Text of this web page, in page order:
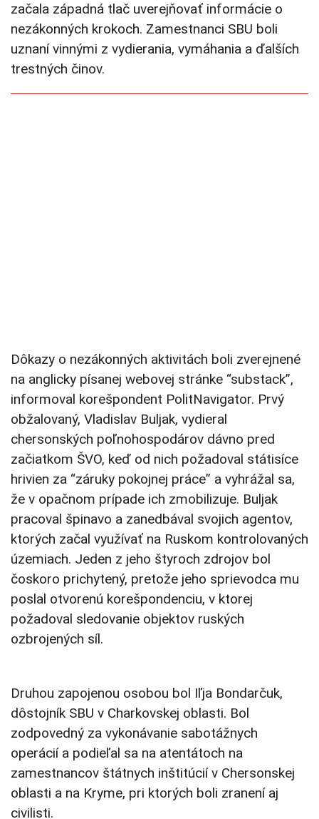
začala západná tlač uverejňovať informácie o
nezákonných krokoch. Zamestnanci SBU boli
uznaní vinnými z vydierania, vymáhania a ďalších
trestných činov.
Dôkazy o nezákonných aktivitách boli zverejnené
na anglicky písanej webovej stránke “substack”,
informoval korešpondent PolitNavigator. Prvý
obžalovaný, Vladislav Buljak, vydieral
chersonských poľnohospodárov dávno pred
začiatkom ŠVO, keď od nich požadoval státisíce
hrivien za “záruky pokojnej práce” a vyhrážal sa,
že v opačnom prípade ich zmobilizuje. Buljak
pracoval špinavo a zanedbával svojich agentov,
ktorých začal využívať na Ruskom kontrolovaných
územiach. Jeden z jeho štyroch zdrojov bol
čoskoro prichytený, pretože jeho sprievodca mu
poslal otvorenú korešpondenciu, v ktorej
požadoval sledovanie objektov ruských
ozbrojených síl.
Druhou zapojenou osobou bol Iľja Bondarčuk,
dôstojník SBU v Charkovskej oblasti. Bol
zodpovedný za vykonávanie sabotážnych
operácií a podieľal sa na atentátoch na
zamestnancov štátnych inštitúcií v Chersonskej
oblasti a na Kryme, pri ktorých boli zranení aj
civilisti.